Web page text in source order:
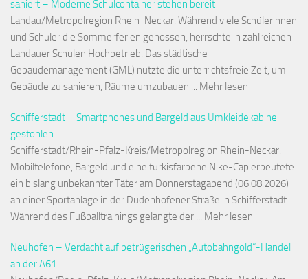
saniert – Moderne Schulcontainer stehen bereit
Landau/Metropolregion Rhein-Neckar. Während viele Schülerinnen
und Schüler die Sommerferien genossen, herrschte in zahlreichen
Landauer Schulen Hochbetrieb. Das städtische
Gebäudemanagement (GML) nutzte die unterrichtsfreie Zeit, um
Gebäude zu sanieren, Räume umzubauen ... Mehr lesen
Schifferstadt – Smartphones und Bargeld aus Umkleidekabine
gestohlen
Schifferstadt/Rhein-Pfalz-Kreis/Metropolregion Rhein-Neckar.
Mobiltelefone, Bargeld und eine türkisfarbene Nike-Cap erbeutete
ein bislang unbekannter Täter am Donnerstagabend (06.08.2026)
an einer Sportanlage in der Dudenhofener Straße in Schifferstadt.
Während des Fußballtrainings gelangte der ... Mehr lesen
Neuhofen – Verdacht auf betrügerischen „Autobahngold“-Handel
an der A61